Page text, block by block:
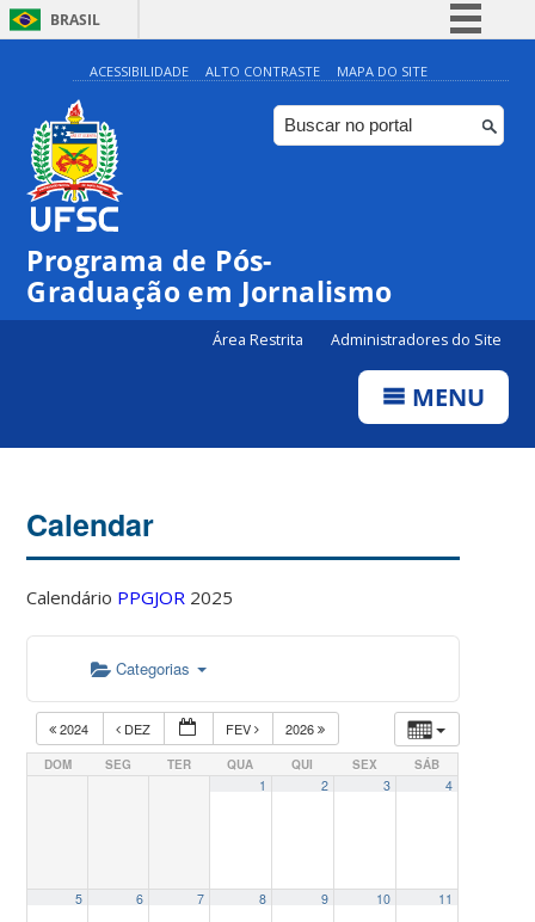
BRASIL
Simplifique!
Comunica BR
Participe
ACESSIBILIDADE ALTO CONTRASTE MAPA DO SITE
Programa de Pós-
Graduação em Jornalismo
Área Restrita Administradores do Site
MENU
Calendar
Calendário PPGJOR 2025
Categorias
2024 DEZ FEV 2026
DOM SEG TER QUA QUI SEX SÁB
1 2 3 4
5 6 7 8 9 10 11